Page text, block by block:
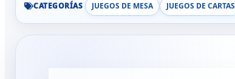
CATEGORÍAS JUEGOS DE MESA JUEGOS DE CARTAS